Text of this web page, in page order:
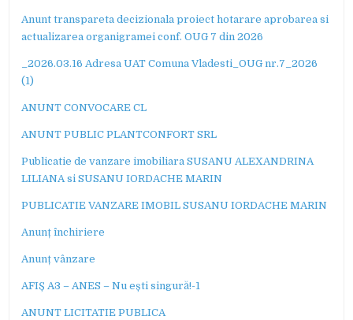
Anunt transpareta decizionala proiect hotarare aprobarea si
actualizarea organigramei conf. OUG 7 din 2026
_2026.03.16 Adresa UAT Comuna Vladesti_OUG nr.7_2026
(1)
ANUNT CONVOCARE CL
ANUNT PUBLIC PLANTCONFORT SRL
Publicatie de vanzare imobiliara SUSANU ALEXANDRINA
LILIANA si SUSANU IORDACHE MARIN
PUBLICATIE VANZARE IMOBIL SUSANU IORDACHE MARIN
Anunț închiriere
Anunț vânzare
AFIȘ A3 – ANES – Nu ești singură!-1
ANUNT LICITATIE PUBLICA